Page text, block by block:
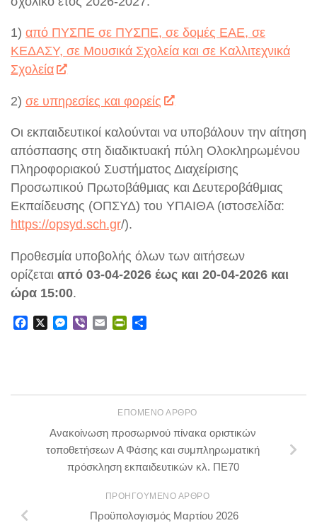
1) από ΠΥΣΠΕ σε ΠΥΣΠΕ, σε δομές ΕΑΕ, σε
ΚΕΔΑΣΥ, σε Μουσικά Σχολεία και σε Καλλιτεχνικά
Σχολεία
2) σε υπηρεσίες και φορείς
Οι εκπαιδευτικοί καλούνται να υποβάλουν την αίτηση
απόσπασης στη διαδικτυακή πύλη Ολοκληρωμένου
Πληροφοριακού Συστήματος Διαχείρισης
Προσωπικού Πρωτοβάθμιας και Δευτεροβάθμιας
Εκπαίδευσης (ΟΠΣΥΔ) του ΥΠΑΙΘΑ (ιστοσελίδα:
https://opsyd.sch.gr/).
Προθεσμία υποβολής όλων των αιτήσεων
ορίζεται από 03-04-2026 έως και 20-04-2026 και
ώρα 15:00.
FacebookMessenger
Viber EmailPrintFriendly
ΕΠΌΜΕΝΟ ΆΡΘΡΟ
Ανακοίνωση προσωρινού πίνακα οριστικών
τοποθετήσεων Α Φάσης και συμπληρωματική
πρόσκληση εκπαιδευτικών κλ. ΠΕ70
ΠΡΟΗΓΟΎΜΕΝΟ ΆΡΘΡΟ
Προϋπολογισμός Μαρτίου 2026